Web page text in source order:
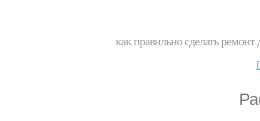
как правильно сделать